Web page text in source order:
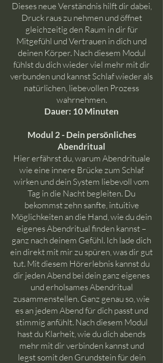
Dieses neue Verständnis hilft dir dabei,
Druck raus zu nehmen und öffnet
gleichzeitig den Raum in dir für
Mitgefühl und Vertrauen in dich und
deinen Körper. Nach diesem Modul
fühlst du dich wieder viel mehr mit dir
verbunden und kannst Schlaf wieder als
natürlichen, liebevollen Prozess
wahrnehmen.
Dauer: 10 Minuten
Modul 2 - Dein persönliches
Abendritual
Hier erfährst du, warum Abendrituale
wie eine innere Brücke zum Schlaf
wirken und dein System liebevoll vom
Tag in die Nacht begleiten. Du
bekommst zehn sanfte, intuitive
Möglichkeiten an die Hand, wie du dein
eigenes Abendritual finden kannst –
ganz nach deinem Gefühl. Ich lade dich
ein direkt mit mir zu spüren, was dir gut
tut. Mit diesem Hörerlebnis kannst du
dir jeden Abend bei dein ganz eigenes
und erholsames Abendritual
zusammenstellen. Ganz genau so, wie
es an jedem Abend für dich passt und
stimmig anfühlt. Nach diesem Modul
hast du Klarheit, wie du dich abends
mehr mit dir verbinden kannst und
legst somit den Grundstein für dein